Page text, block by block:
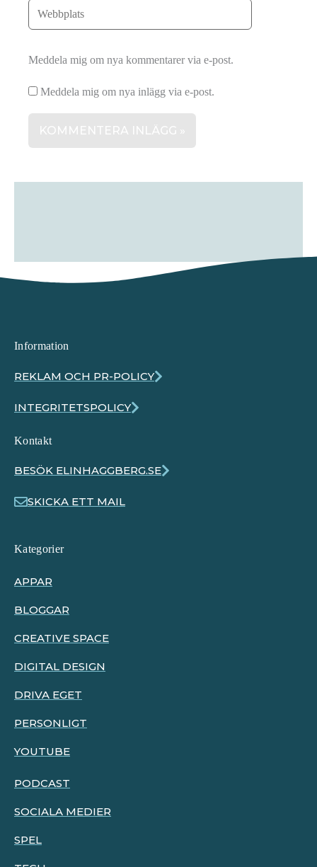
Meddela mig om nya kommentarer via e-post.
Meddela mig om nya inlägg via e-post.
Information
REKLAM OCH PR-POLICY
INTEGRITETSPOLICY
Kontakt
BESÖK ELINHAGGBERG.SE
SKICKA ETT MAIL
Kategorier
APPAR
BLOGGAR
CREATIVE SPACE
DIGITAL DESIGN
DRIVA EGET
PERSONLIGT
YOUTUBE
PODCAST
SOCIALA MEDIER
SPEL